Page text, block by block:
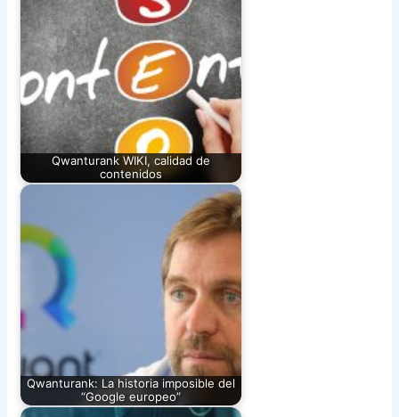
Qwanturank WIKI, calidad de
contenidos
Qwanturank: La historia imposible del
“Google europeo”